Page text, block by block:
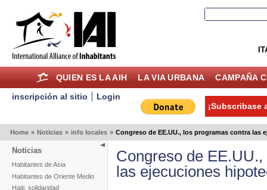
QUIEN ES LA AIH LA VIA URBANA CAMPAÑA
inscripción al sitio
Login
¡Subscribase
Home » Noticias » info locales » Congreso de EE.UU., los programas contra
Noticias
Habitantes de Asia
Habitantes de Oriente Medio
Haiti, solidaridad
Congreso de
las ejecuciones